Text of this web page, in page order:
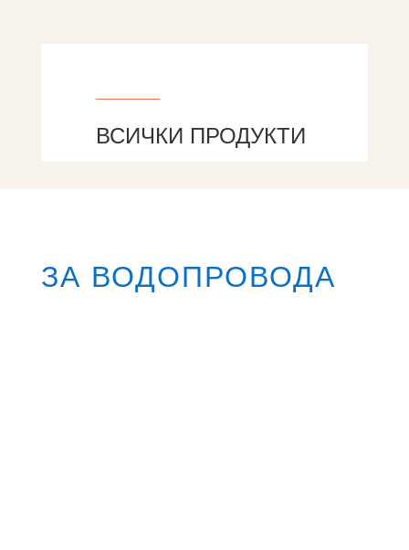
ВСИЧКИ ПРОДУКТИ
ЗА ВОДОПРОВОДА